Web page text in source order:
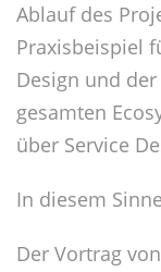
Ablauf des
Praxisbeispiel
Design und
gesamten
über Service
In diesem
Der Vortrag